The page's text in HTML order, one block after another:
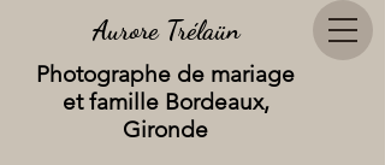
Photographe de mariage
et famille Bordeaux,
Gironde
Aurore Trélaün